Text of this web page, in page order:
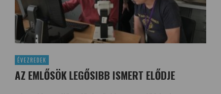
ÉVEZREDEK
AZ EMLŐSÖK LEGŐSIBB ISMERT ELŐDJE